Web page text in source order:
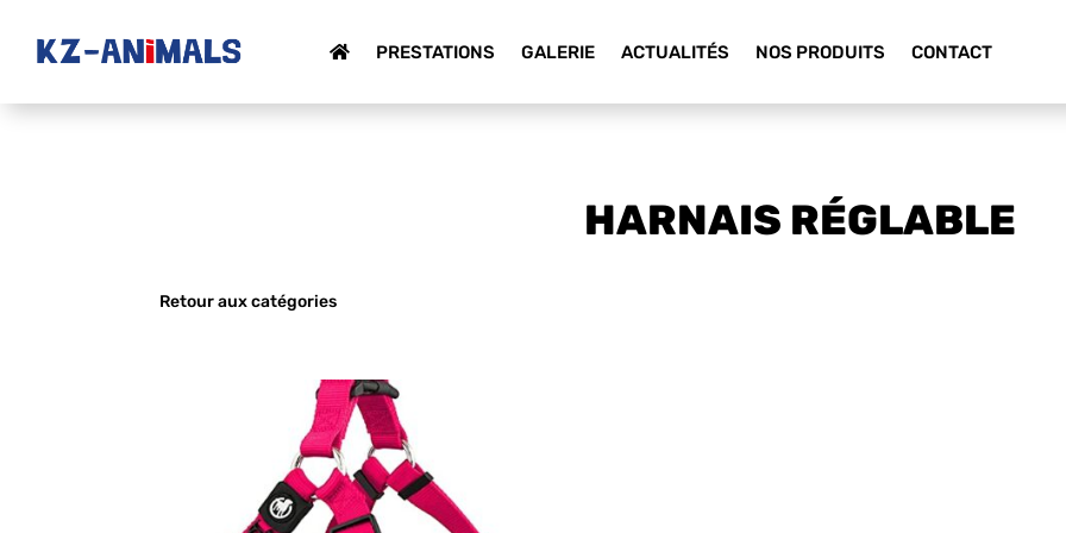
PRESTATIONS GALERIE ACTUALITÉS NOS PRODUITS CONTACT
HARNAIS RÉGLABLE
Retour aux catégories